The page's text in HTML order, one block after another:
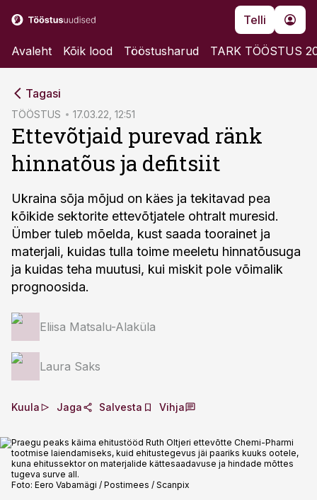
Telli
Avaleht Kõik lood Tööstusharud TARK TÖÖSTUS
Tagasi
TÖÖSTUS 17.03.22, 12:51
Ettevõtjaid purevad ränk
hinnatõus ja defitsiit
Ukraina sõja mõjud on käes ja tekitavad pea
kõikide sektorite ettevõtjatele ohtralt muresid.
Ümber tuleb mõelda, kust saada toorainet ja
materjali, kuidas tulla toime meeletu hinnatõusuga
ja kuidas teha muutusi, kui miskit pole võimalik
prognoosida.
Eliisa Matsalu-Alaküla
Laura Saks
Kuula Jaga Salvesta Vihja
Praegu peaks käima ehitustööd Ruth Oltjeri ettevõtte Chemi-Pharmi
tootmise laiendamiseks, kuid ehitustegevus jäi paariks kuuks ootele,
kuna ehitussektor on materjalide kättesaadavuse ja hindade mõttes
tugeva surve all.
Foto: Eero Vabamägi / Postimees / Scanpix